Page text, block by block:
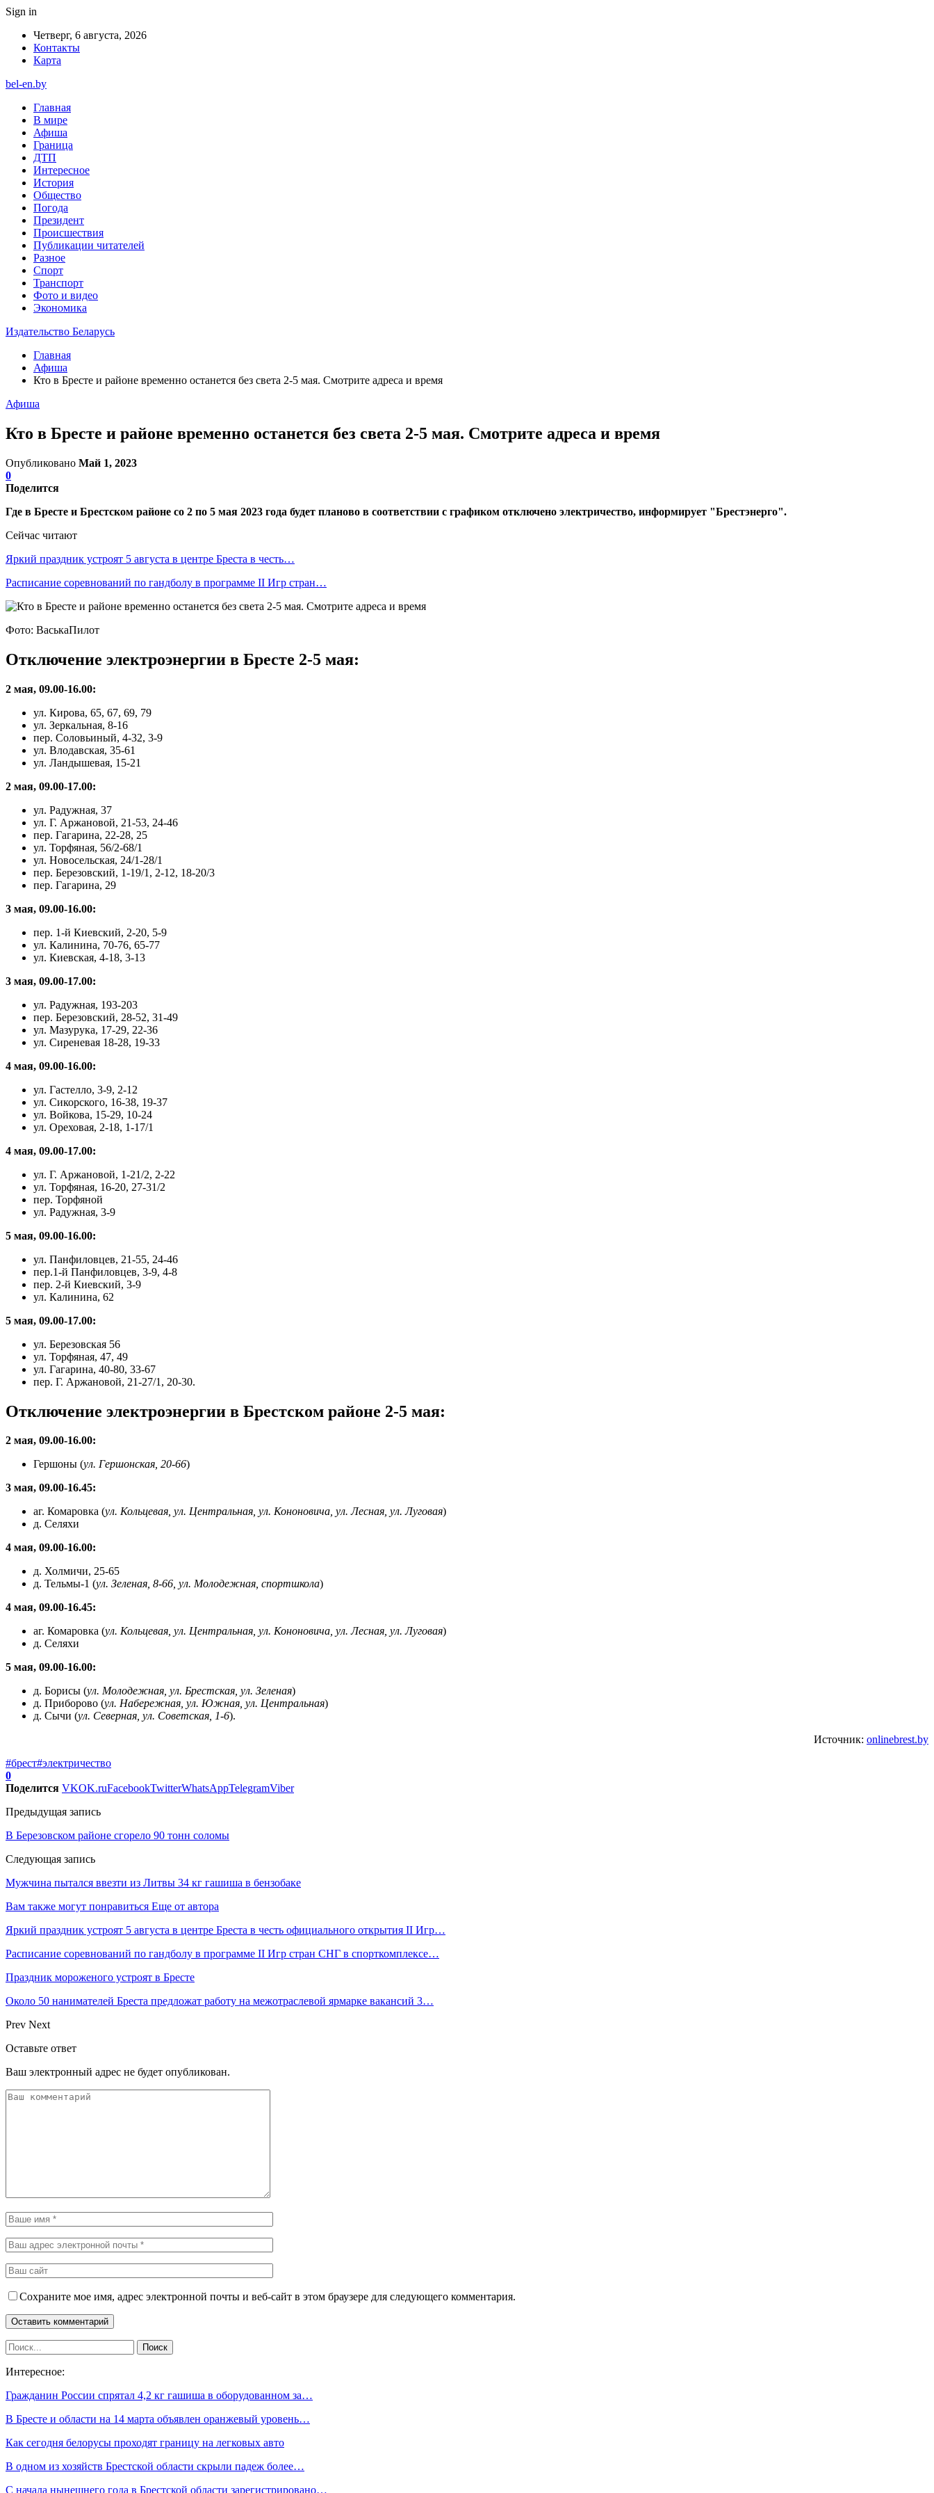
Sign in
Четверг, 6 августа, 2026
Контакты
Карта
bel-en.by
Главная
В мире
Афиша
Граница
ДТП
Интересное
История
Общество
Погода
Президент
Происшествия
Публикации читателей
Разное
Спорт
Транспорт
Фото и видео
Экономика
Издательство Беларусь
Главная
Афиша
Кто в Бресте и районе временно останется без света 2-5 мая. Смотрите адреса и время
Афиша
Кто в Бресте и районе временно останется без света 2-5 мая. Смотрите адреса и время
Опубликовано Май 1, 2023
0
Поделится
Где в Бресте и Брестском районе со 2 по 5 мая 2023 года будет планово в соответствии с графиком отключено электричество, информирует "Брестэнерго".
Сейчас читают
Яркий праздник устроят 5 августа в центре Бреста в честь…
Расписание соревнований по гандболу в программе II Игр стран…
Фото: ВаськаПилот
Отключение электроэнергии в Бресте 2-5 мая:
2 мая, 09.00-16.00:
ул. Кирова, 65, 67, 69, 79
ул. Зеркальная, 8-16
пер. Соловьиный, 4-32, 3-9
ул. Влодавская, 35-61
ул. Ландышевая, 15-21
2 мая, 09.00-17.00:
ул. Радужная, 37
ул. Г. Аржановой, 21-53, 24-46
пер. Гагарина, 22-28, 25
ул. Торфяная, 56/2-68/1
ул. Новосельская, 24/1-28/1
пер. Березовский, 1-19/1, 2-12, 18-20/3
пер. Гагарина, 29
3 мая, 09.00-16.00:
пер. 1-й Киевский, 2-20, 5-9
ул. Калинина, 70-76, 65-77
ул. Киевская, 4-18, 3-13
3 мая, 09.00-17.00:
ул. Радужная, 193-203
пер. Березовский, 28-52, 31-49
ул. Мазурука, 17-29, 22-36
ул. Сиреневая 18-28, 19-33
4 мая, 09.00-16.00:
ул. Гастелло, 3-9, 2-12
ул. Сикорского, 16-38, 19-37
ул. Войкова, 15-29, 10-24
ул. Ореховая, 2-18, 1-17/1
4 мая, 09.00-17.00:
ул. Г. Аржановой, 1-21/2, 2-22
ул. Торфяная, 16-20, 27-31/2
пер. Торфяной
ул. Радужная, 3-9
5 мая, 09.00-16.00:
ул. Панфиловцев, 21-55, 24-46
пер.1-й Панфиловцев, 3-9, 4-8
пер. 2-й Киевский, 3-9
ул. Калинина, 62
5 мая, 09.00-17.00:
ул. Березовская 56
ул. Торфяная, 47, 49
ул. Гагарина, 40-80, 33-67
пер. Г. Аржановой, 21-27/1, 20-30.
Отключение электроэнергии в Брестском районе 2-5 мая:
2 мая, 09.00-16.00:
Гершоны (ул. Гершонская, 20-66)
3 мая, 09.00-16.45:
аг. Комаровка (ул. Кольцевая, ул. Центральная, ул. Кононовича, ул. Лесная, ул. Луговая)
д. Селяхи
4 мая, 09.00-16.00:
д. Холмичи, 25-65
д. Тельмы-1 (ул. Зеленая, 8-66, ул. Молодежная, спортшкола)
4 мая, 09.00-16.45:
аг. Комаровка (ул. Кольцевая, ул. Центральная, ул. Кононовича, ул. Лесная, ул. Луговая)
д. Селяхи
5 мая, 09.00-16.00:
д. Борисы (ул. Молодежная, ул. Брестская, ул. Зеленая)
д. Приборово (ул. Набережная, ул. Южная, ул. Центральная)
д. Сычи (ул. Северная, ул. Советская, 1-6).
Источник: onlinebrest.by
#брест#электричество
0
Поделится VKOK.ruFacebookTwitterWhatsAppTelegramViber
Предыдущая запись
В Березовском районе сгорело 90 тонн соломы
Следующая запись
Мужчина пытался ввезти из Литвы 34 кг гашиша в бензобаке
Вам также могут понравиться Еще от автора
Яркий праздник устроят 5 августа в центре Бреста в честь официального открытия II Игр…
Расписание соревнований по гандболу в программе II Игр стран СНГ в спорткомплексе…
Праздник мороженого устроят в Бресте
Около 50 нанимателей Бреста предложат работу на межотраслевой ярмарке вакансий 3…
Prev Next
Оставьте ответ
Ваш электронный адрес не будет опубликован.
Сохраните мое имя, адрес электронной почты и веб-сайт в этом браузере для следующего комментария.
Интересное:
Гражданин России спрятал 4,2 кг гашиша в оборудованном за…
В Бресте и области на 14 марта объявлен оранжевый уровень…
Как сегодня белорусы проходят границу на легковых авто
В одном из хозяйств Брестской области скрыли падеж более…
С начала нынешнего года в Брестской области зарегистрировано…